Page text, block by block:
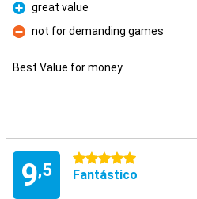
Prós
great value
Contras
not for demanding games
Best Value for money
9,5
5 estrelas
Fantástico